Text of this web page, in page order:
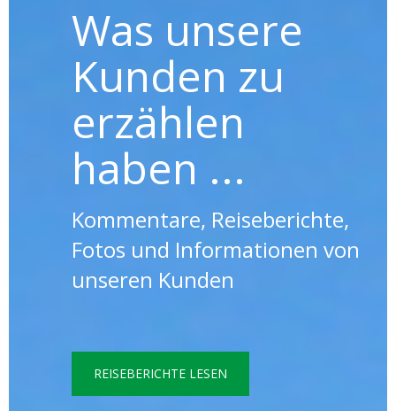
Was unsere
Kunden zu
erzählen
haben ...
Kommentare, Reiseberichte,
Fotos und Informationen von
unseren Kunden
REISEBERICHTE LESEN